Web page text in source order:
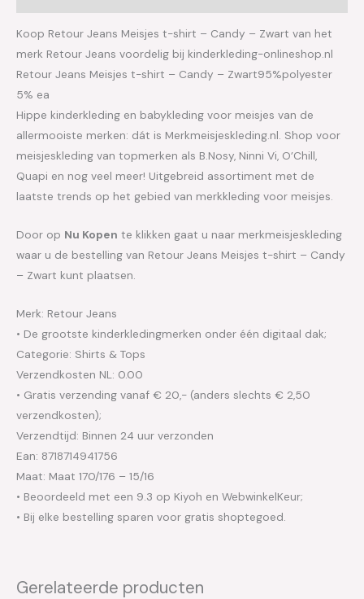
Koop Retour Jeans Meisjes t-shirt – Candy – Zwart van het
merk Retour Jeans voordelig bij kinderkleding-onlineshop.nl
Retour Jeans Meisjes t-shirt – Candy – Zwart95%polyester
5% ea
Hippe kinderkleding en babykleding voor meisjes van de
allermooiste merken: dát is Merkmeisjeskleding.nl. Shop voor
meisjeskleding van topmerken als B.Nosy, Ninni Vi, O’Chill,
Quapi en nog veel meer! Uitgebreid assortiment met de
laatste trends op het gebied van merkkleding voor meisjes.
Door op Nu Kopen te klikken gaat u naar merkmeisjeskleding
waar u de bestelling van Retour Jeans Meisjes t-shirt – Candy
– Zwart kunt plaatsen.
Merk: Retour Jeans
• De grootste kinderkledingmerken onder één digitaal dak;
Categorie: Shirts & Tops
Verzendkosten NL: 0.00
• Gratis verzending vanaf € 20,- (anders slechts € 2,50
verzendkosten);
Verzendtijd: Binnen 24 uur verzonden
Ean: 8718714941756
Maat: Maat 170/176 – 15/16
• Beoordeeld met een 9.3 op Kiyoh en WebwinkelKeur;
• Bij elke bestelling sparen voor gratis shoptegoed.
Gerelateerde producten